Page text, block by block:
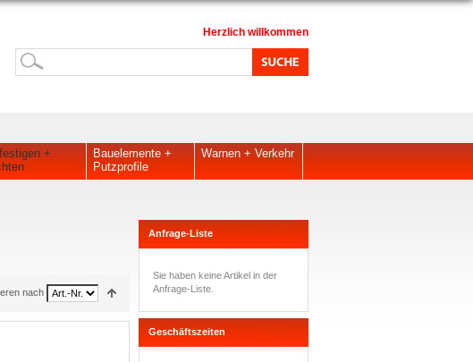
Herzlich willkommen
+
Bauelemente +
Putzprofile
Warnen + Verkehr
nach
Anfrage-Liste
Sie haben keine Artikel in der
Anfrage-Liste.
Geschäftszeiten